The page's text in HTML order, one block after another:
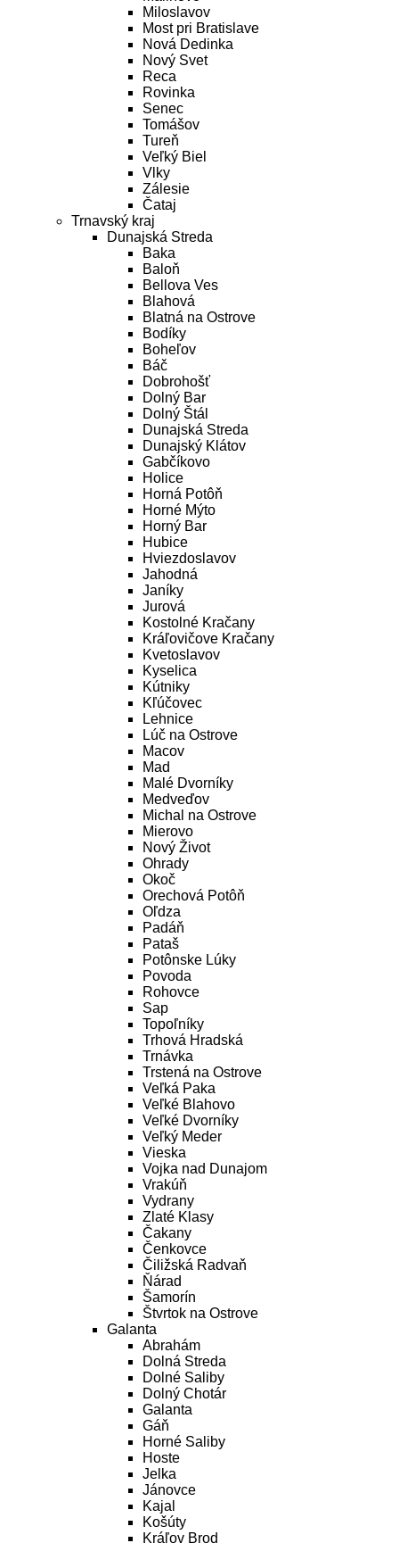
Miloslavov
Most pri Bratislave
Nová Dedinka
Nový Svet
Reca
Rovinka
Senec
Tomášov
Tureň
Veľký Biel
Vlky
Zálesie
Čataj
Trnavský kraj
Dunajská Streda
Baka
Baloň
Bellova Ves
Blahová
Blatná na Ostrove
Bodíky
Boheľov
Báč
Dobrohošť
Dolný Bar
Dolný Štál
Dunajská Streda
Dunajský Klátov
Gabčíkovo
Holice
Horná Potôň
Horné Mýto
Horný Bar
Hubice
Hviezdoslavov
Jahodná
Janíky
Jurová
Kostolné Kračany
Kráľovičove Kračany
Kvetoslavov
Kyselica
Kútniky
Kľúčovec
Lehnice
Lúč na Ostrove
Macov
Mad
Malé Dvorníky
Medveďov
Michal na Ostrove
Mierovo
Nový Život
Ohrady
Okoč
Orechová Potôň
Oľdza
Padáň
Pataš
Potônske Lúky
Povoda
Rohovce
Sap
Topoľníky
Trhová Hradská
Trnávka
Trstená na Ostrove
Veľká Paka
Veľké Blahovo
Veľké Dvorníky
Veľký Meder
Vieska
Vojka nad Dunajom
Vrakúň
Vydrany
Zlaté Klasy
Čakany
Čenkovce
Čiližská Radvaň
Ňárad
Šamorín
Štvrtok na Ostrove
Galanta
Abrahám
Dolná Streda
Dolné Saliby
Dolný Chotár
Galanta
Gáň
Horné Saliby
Hoste
Jelka
Jánovce
Kajal
Košúty
Kráľov Brod